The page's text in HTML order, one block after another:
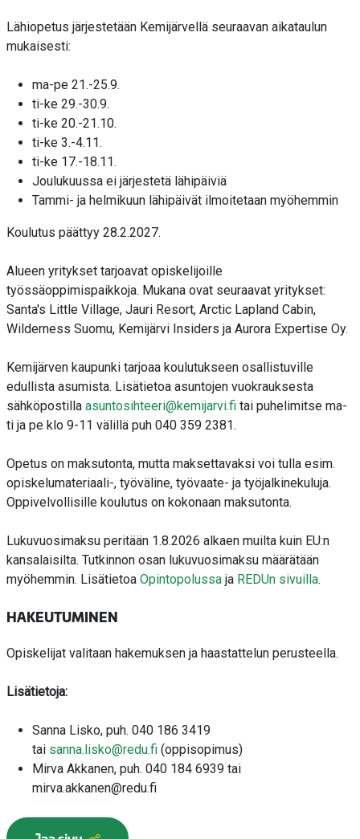
Lähiopetus järjestetään Kemijärvellä seuraavan aikataulun
mukaisesti:
ma-pe 21.-25.9.
ti-ke 29.-30.9.
ti-ke 20.-21.10.
ti-ke 3.-4.11.
ti-ke 17.-18.11.
Joulukuussa ei järjestetä lähipäiviä
Tammi- ja helmikuun lähipäivät ilmoitetaan myöhemmin
Koulutus päättyy 28.2.2027.
Alueen yritykset tarjoavat opiskelijoille
työssäoppimispaikkoja. Mukana ovat seuraavat yritykset:
Santa's Little Village, Jauri Resort, Arctic Lapland Cabin,
Wilderness Suomu, Kemijärvi Insiders ja Aurora Expertise Oy.
Kemijärven kaupunki tarjoaa koulutukseen osallistuville
edullista asumista. Lisätietoa asuntojen vuokrauksesta
sähköpostilla asuntosihteeri@kemijarvi.fi tai puhelimitse ma-
ti ja pe klo 9-11 välillä puh 040 359 2381.
Opetus on maksutonta, mutta maksettavaksi voi tulla esim.
opiskelumateriaali-, työväline, työvaate- ja työjalkinekuluja.
Oppivelvollisille koulutus on kokonaan maksutonta.
Lukuvuosimaksu peritään 1.8.2026 alkaen muilta kuin EU:n
kansalaisilta. Tutkinnon osan lukuvuosimaksu määrätään
myöhemmin. Lisätietoa Opintopolussa ja REDUn sivuilla.
HAKEUTUMINEN
Opiskelijat valitaan hakemuksen ja haastattelun perusteella.
Lisätietoja:
Sanna Lisko, puh. 040 186 3419
tai sanna.lisko@redu.fi (oppisopimus)
Mirva Akkanen, puh. 040 184 6939 tai
mirva.akkanen@redu.fi